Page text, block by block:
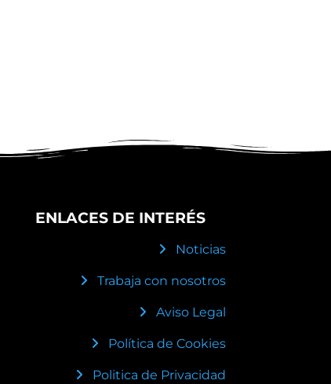
ENLACES DE INTERÉS
Noticias
Trabaja con nosotros
Aviso Legal
Política de Cookies
Politica de Privacidad